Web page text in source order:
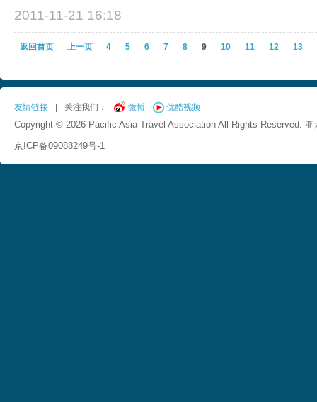
2011-11-21 16:18
返回首页 上一页 4 5 6 7 8 9 10 11 12 13
友情链接 关注我们： 微博 优酷视频
Copyright © 2026 Pacific Asia Travel Association All Rights Reserved. 亚
京ICP备09088249号-1